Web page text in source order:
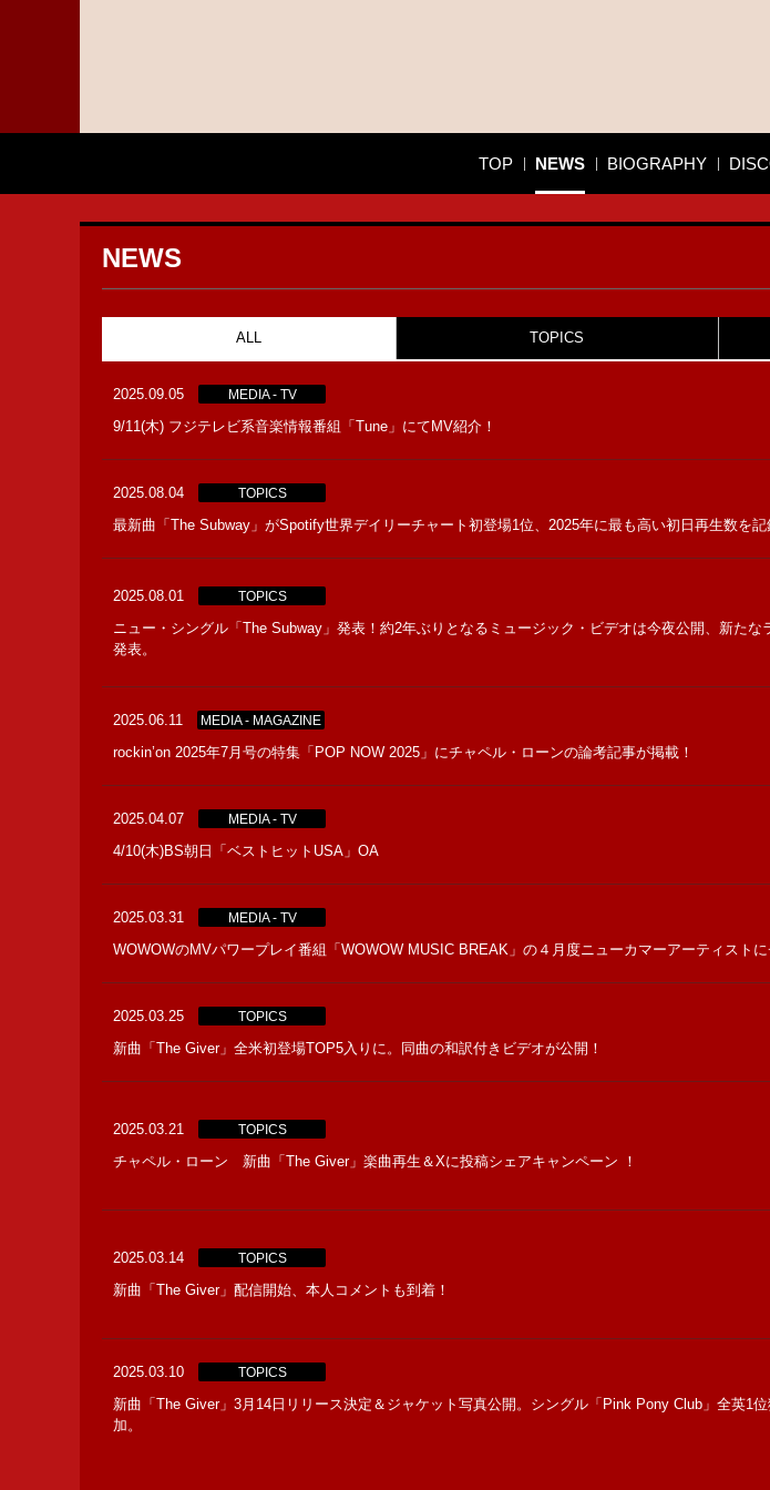
TOP NEWS BIOGRAPHY
NEWS
ALL TOPICS
2025.09.05 MEDIA - TV
9/11(木) フジテレビ系音楽情報番組「Tune」にてMV紹介！
2025.08.04 TOPICS
最新曲「The Subway」がSpotify世界デイリーチャート初登場1位、2025年に最も高い初日再生数を
2025.08.01 TOPICS
ニュー・シングル「The Subway」発表！約2年ぶりとなるミュージック・ビデオは今夜公開、新た
発表。
2025.06.11 MEDIA - MAGAZINE
rockin’on 2025年7月号の特集「POP NOW 2025」にチャペル・ローンの論考記事が掲載！
2025.04.07 MEDIA - TV
4/10(木)BS朝日「ベストヒットUSA」OA
2025.03.31 MEDIA - TV
WOWOWのMVパワープレイ番組「WOWOW MUSIC BREAK」の４月度ニューカマーアーティストに
2025.03.25 TOPICS
新曲「The Giver」全米初登場TOP5入りに。同曲の和訳付きビデオが公開！
2025.03.21 TOPICS
チャペル・ローン 新曲「The Giver」楽曲再生＆Xに投稿シェアキャンペーン ！
2025.03.14 TOPICS
新曲「The Giver」配信開始、本人コメントも到着！
2025.03.10 TOPICS
新曲「The Giver」3月14日リリース決定＆ジャケット写真公開。シングル「Pink Pony Club」全英
加。